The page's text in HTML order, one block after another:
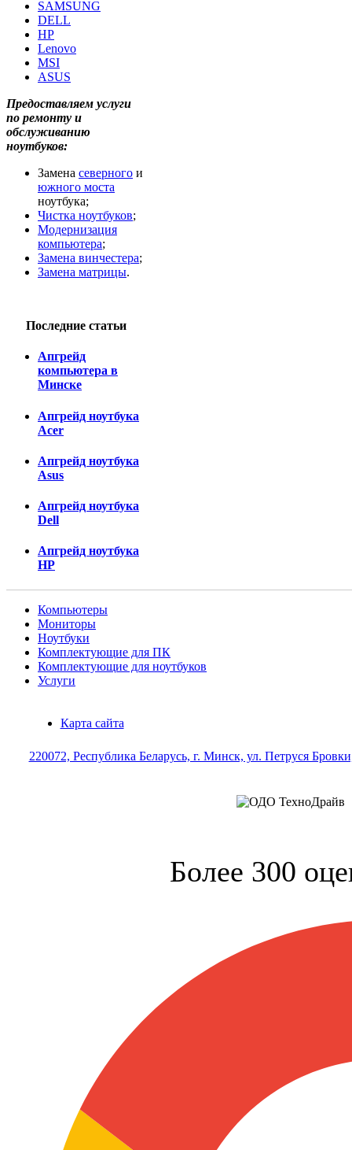
SAMSUNG
DELL
HP
Lenovo
MSI
ASUS
Предоставляем услуги
по ремонту и
обслуживанию
ноутбуков:
Замена северного и
южного моста
ноутбука;
Чистка ноутбуков;
Модернизация
компьютера;
Замена винчестера;
Замена матрицы.
Последние статьи
Апгрейд
компьютера в
Минске
Апгрейд ноутбука
Acer
Апгрейд ноутбука
Asus
Апгрейд ноутбука
Dell
Апгрейд ноутбука
HP
Компьютеры
Мониторы
Ноутбуки
Комплектующие для ПК
Комплектующие для ноутбуков
Услуги
Карта сайта
220072, Республика Беларусь, г. Минск, ул. Петруся
Более 300